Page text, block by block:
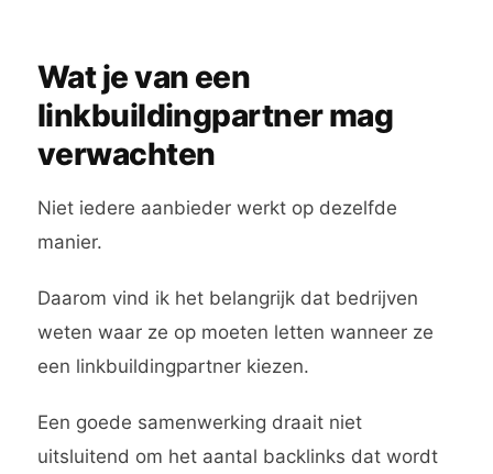
Wat je van een
linkbuildingpartner mag
verwachten
Niet iedere aanbieder werkt op dezelfde
manier.
Daarom vind ik het belangrijk dat bedrijven
weten waar ze op moeten letten wanneer ze
een linkbuildingpartner kiezen.
Een goede samenwerking draait niet
uitsluitend om het aantal backlinks dat wordt